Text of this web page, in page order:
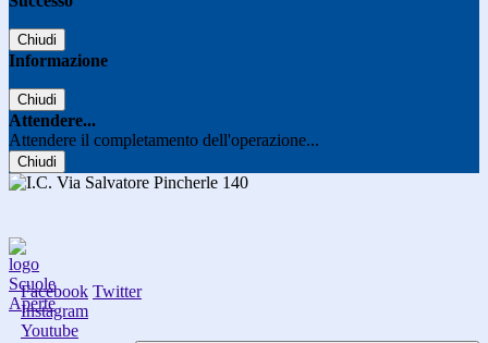
Chiudi
Informazione
Chiudi
Attendere...
Attendere il completamento dell'operazione...
Chiudi
Facebook Twitter
Instagram
Youtube